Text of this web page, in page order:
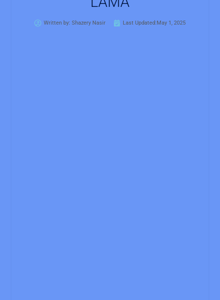
Written by: Shazery Nasir Last Updated:May 1, 2025